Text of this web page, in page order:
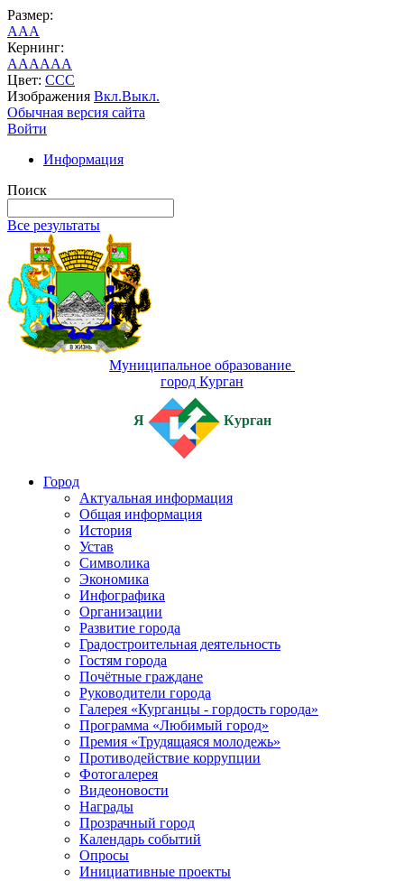
Размер:
AAA
Кернинг:
AAAAAA
Цвет: CCC
Изображения Вкл.Выкл.
Обычная версия сайта
Войти
Информация
Поиск
Все результаты
Муниципальное образование
город Курган
Я Курган
Город
Актуальная информация
Общая информация
История
Устав
Символика
Экономика
Инфографика
Организации
Развитие города
Градостроительная деятельность
Гостям города
Почётные граждане
Руководители города
Галерея «Курганцы - гордость города»
Программа «Любимый город»
Премия «Трудящаяся молодежь»
Противодействие коррупции
Фотогалерея
Видеоновости
Награды
Прозрачный город
Календарь событий
Опросы
Инициативные проекты